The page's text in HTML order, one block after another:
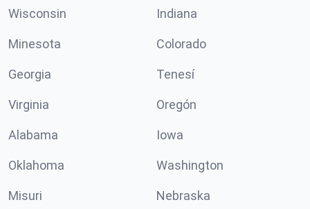
Wisconsin Indiana
Minesota Colorado
Georgia Tenesí
Virginia Oregón
Alabama Iowa
Oklahoma Washington
Misuri Nebraska